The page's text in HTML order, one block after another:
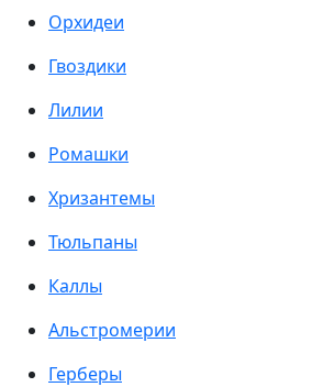
Орхидеи
Гвоздики
Лилии
Ромашки
Хризантемы
Тюльпаны
Каллы
Альстромерии
Герберы